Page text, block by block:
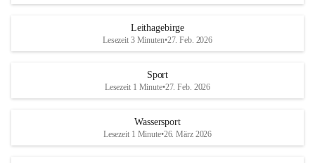
S
Maßnahmen zur Bekämpfung
Rebe und der Amerikanischen
Anhang VBl. EU Nr. 18
1 Seite•1,4 MB
S
Leithagebirge
Lesezeit 3 Minuten•27. Feb. 2026
Sport
Lesezeit 1 Minute•27. Feb. 2026
Wassersport
Lesezeit 1 Minute•26. März 2026